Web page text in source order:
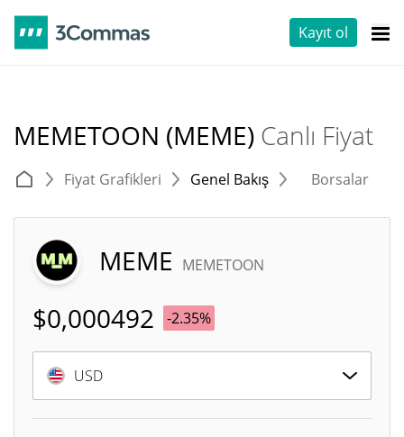
Kayıt ol
MEMETOON (MEME) Canlı Fiyat
Fiyat Grafikleri Genel Bakış Borsalar
MEME MEMETOON
$0,000492 -2.35%
USD